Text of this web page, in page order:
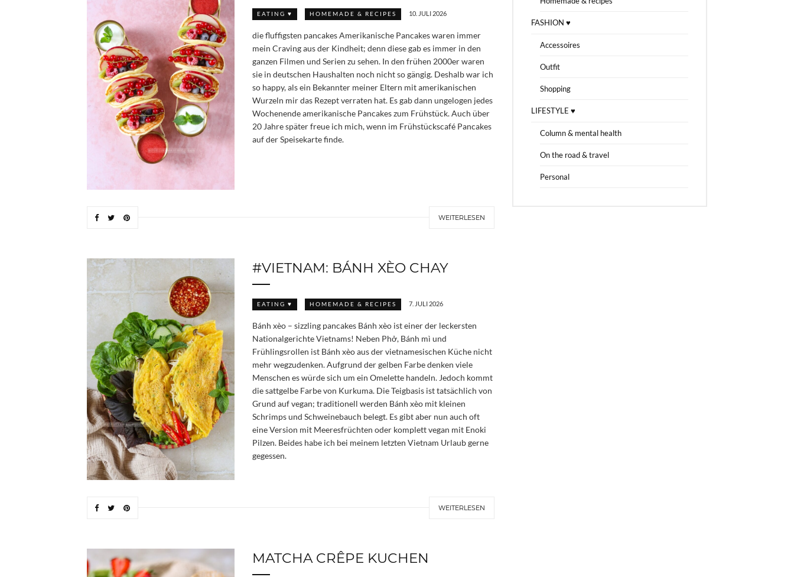
EATING ♥ HOMEMADE & RECIPES 10. JULI 2026
die fluffigsten pancakes Amerikanische Pancakes waren immer
mein Craving aus der Kindheit; denn diese gab es immer in den
ganzen Filmen und Serien zu sehen. In den frühen 2000er waren
sie in deutschen Haushalten noch nicht so gängig. Deshalb war ich
so happy, als ein Bekannter meiner Eltern mit amerikanischen
Wurzeln mir das Rezept verraten hat. Es gab dann ungelogen jedes
Wochenende amerikanische Pancakes zum Frühstück. Auch über
20 Jahre später freue ich mich, wenn im Frühstückscafé Pancakes
auf der Speisekarte finde.
WEITERLESEN
#VIETNAM: BÁNH XÈO CHAY
EATING ♥ HOMEMADE & RECIPES 7. JULI 2026
Bánh xèo – sizzling pancakes Bánh xèo ist einer der leckersten
Nationalgerichte Vietnams! Neben Phở, Bánh mì und
Frühlingsrollen ist Bánh xèo aus der vietnamesischen Küche nicht
mehr wegzudenken. Aufgrund der gelben Farbe denken viele
Menschen es würde sich um ein Omelette handeln. Jedoch kommt
die sattgelbe Farbe von Kurkuma. Die Teigbasis ist tatsächlich von
Grund auf vegan; traditionell werden Bánh xèo mit kleinen
Schrimps und Schweinebauch belegt. Es gibt aber nun auch oft
eine Version mit Meeresfrüchten oder komplett vegan mit Enoki
Pilzen. Beides habe ich bei meinem letzten Vietnam Urlaub gerne
gegessen.
WEITERLESEN
MATCHA CRÊPE KUCHEN
FASHION ♥
Accessoires
Outfit
Shopping
LIFESTYLE ♥
Column & mental health
On the road & travel
Personal